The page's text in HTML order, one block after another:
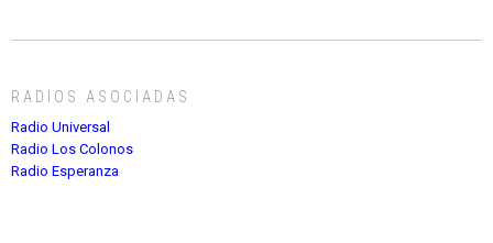
RADIOS ASOCIADAS
Radio Universal
Radio Los Colonos
Radio Esperanza